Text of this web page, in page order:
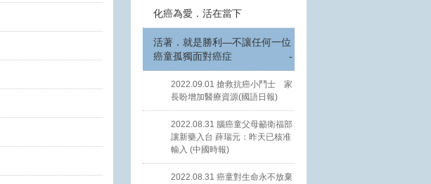
化癌為愛．活在當下
活著．就是勝利—不讓任何一位
癌童孤獨面對癌症
-
2022.09.01 搶救抗癌小鬥士 家
長盼增加醫療資源(國語日報)
2022.08.31 腦癌童父母籲衛福部
讓新藥入台 薛瑞元：昨天已核准
輸入 (中國時報)
2022.08.31 癌童對生命永不放棄